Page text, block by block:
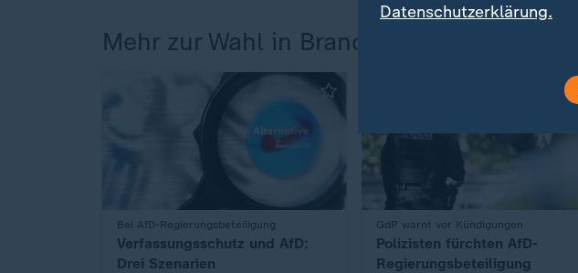
Mehr zur Wahl in Brandenburg
Bei AfD-Regierungsbeteiligung
:
Verfassungsschutz und AfD:
Drei Szenarien
GdP warnt vor Kündigungen
:
Polizisten fürchten AfD-
Regierungsbeteiligung
Datenschutzerklärung.